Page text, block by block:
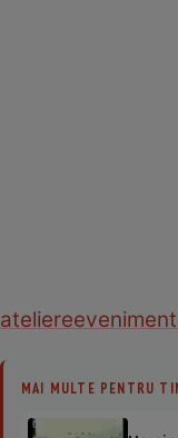
ateliere
MAI MULTE PENTRU